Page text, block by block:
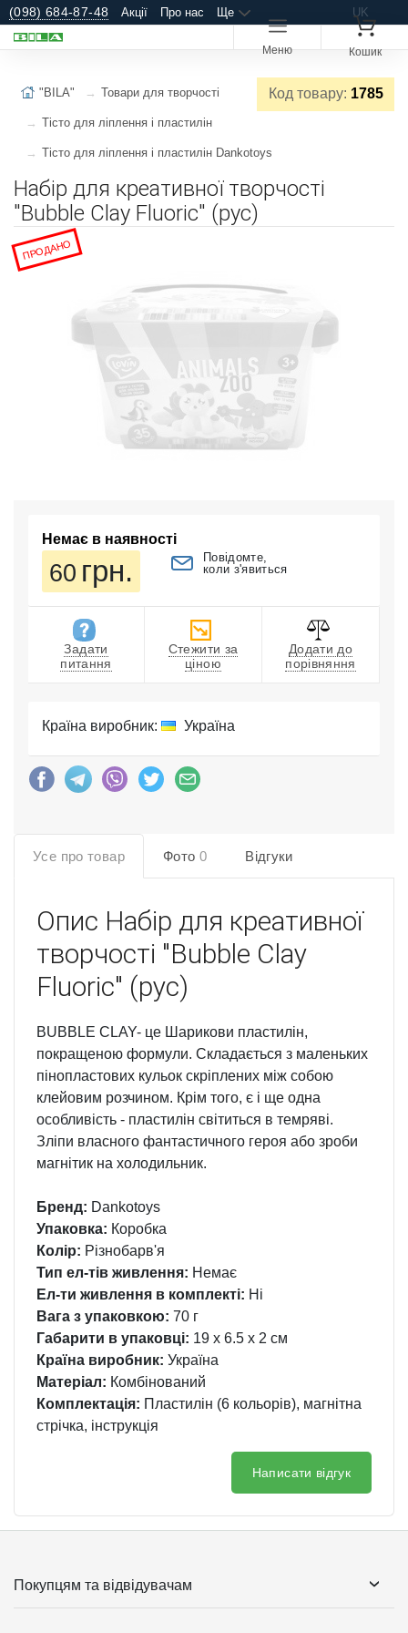
(098) 684-87-48 Акції Про нас Ще UK
Меню Кошик
Код товару: 1785
"BILA" Товари для творчості
Тісто для ліплення і пластилін
Тісто для ліплення і пластилін Dankotoys
Набір для креативної творчості
"Bubble Clay Fluoric" (рус)
ПРОДАНО
Немає в наявності
60 грн.
Повідомте,
коли з'явиться
Задати
питання
Стежити за
ціною
Додати до
порівняння
Країна виробник: Україна
Усе про товар Фото 0 Відгуки
Опис Набір для креативної
творчості "Bubble Clay
Fluoric" (рус)
BUBBLE CLAY- це Шарикови пластилін,
покращеною формули. Складається з маленьких
пінопластових кульок скріплених між собою
клейовим розчином. Крім того, є і ще одна
особливість - пластилін світиться в темряві.
Зліпи власного фантастичного героя або зроби
магнітик на холодильник.
Бренд: Dankotoys
Упаковка: Коробка
Колір: Різнобарв'я
Тип ел-тів живлення: Немає
Ел-ти живлення в комплекті: Ні
Вага з упаковкою: 70 г
Габарити в упаковці: 19 x 6.5 x 2 см
Країна виробник: Україна
Матеріал: Комбінований
Комплектація: Пластилін (6 кольорів), магнітна
стрічка, інструкція
Написати відгук
Покупцям та відвідувачам